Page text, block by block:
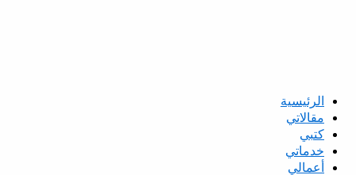
الرئيسية
مقالاتي
كتبي
خدماتي
أعمالي